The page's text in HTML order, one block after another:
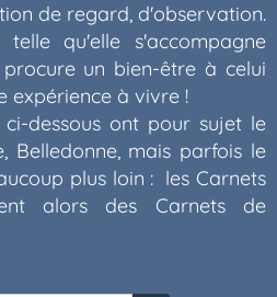
de regard, d'observation.
qu'elle s'accompagne
un bien-être à celui
expérience à vivre !
dessous ont pour sujet le
Belledonne, mais parfois le
plus loin : les Carnets
alors des Carnets de